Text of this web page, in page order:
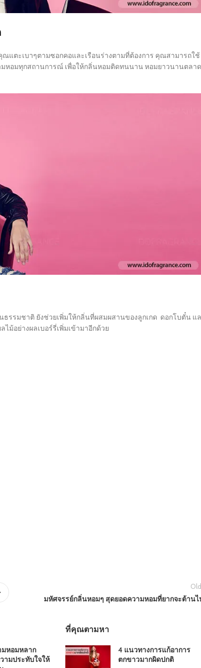
ณแตะเบาๆตามซอกคอและเรือนร่างตามที่ต้องการ คุณสามารถใช้
หอมทุกสถานการณ์ เพื่อให้กลิ่นหอมติดทนนาน หอมยาวนานตลาด
รรมชาติ ยังช่วยเพิ่มให้กลิ่นที่ผสมผสานของลูกเกด ดอกโบตั๋น แ
อย่างผลเบอร์รี่เพิ่มเข้ามาอีกด้วย
มหัศจรรย์กลิ่นหอมๆ สุดยอดความหอมที่ยากจะต้านไ
มหอมหลาก
ามประทับใจให้
ที่คุณตามหา
4 แนวทางการแก้อาการ
ตกขาวมากผิดปกติ